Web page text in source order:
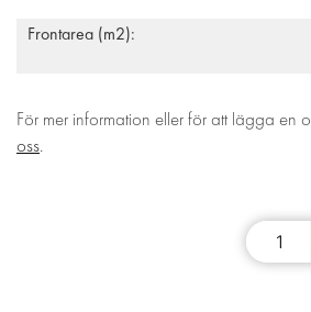
Frontarea (m2):
För mer information eller för att lägga en
oss.